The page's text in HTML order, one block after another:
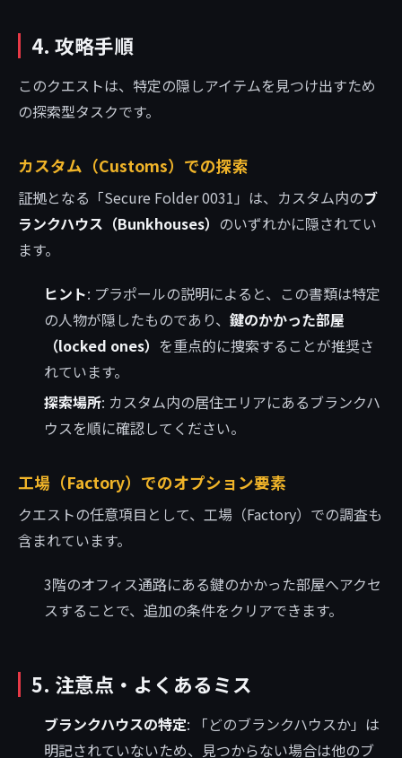
4. 攻略手順
このクエストは、特定の隠しアイテムを見つけ出すため
の探索型タスクです。
カスタム（Customs）での探索
証拠となる「Secure Folder 0031」は、カスタム内のブ
ランクハウス（Bunkhouses） のいずれかに隠されてい
ます。
ヒント: プラポールの説明によると、この書類は特定
の人物が隠したものであり、 鍵のかかった部屋
（locked ones） を重点的に捜索することが推奨さ
れています。
探索場所: カスタム内の居住エリアにあるブランクハ
ウスを順に確認してください。
工場（Factory）でのオプション要素
クエストの任意項目として、工場（Factory）での調査も
含まれています。
3階のオフィス通路にある鍵のかかった部屋へアクセ
スすることで、追加の条件をクリアできます。
5. 注意点・よくあるミス
ブランクハウスの特定: 「どのブランクハウスか」は
明記されていないため、見つからない場合は他のブ